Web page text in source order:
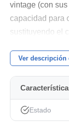
vintage (con
capacidad para
sustituyendo el
El resultado es
la articulación
los armónicos
buena válvula.
guitarras
Ver descripción
Estado